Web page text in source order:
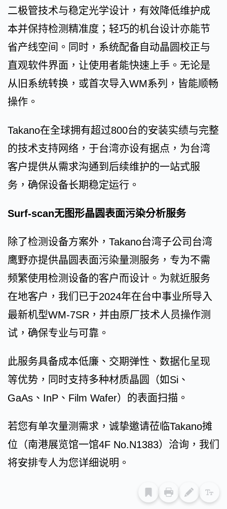
二极管技术与稳定光学设计，有效降低维护成
本并保持检测精准度；轻巧的机台设计亦能节
省产线空间。同时，系统配备自动晶圆校正与
直观软件界面，让使用者能快速上手。无论是
从旧系统转换，或首次导入WM系列，皆能顺畅
操作。
Takano在全球拥有超过800台的安装实绩与完整
的技术支持网络，于台湾亦设有据点，为台湾
客户提供从需求沟通到后续维护的一站式服
务，确保设备长期稳定运行。
Surf-scan无图形晶圆表面污染分析服务
除了检测设备方案外，Takano台湾子公司台湾
鹰野亦提供晶圆表面污染量测服务，专为不需
频繁使用检测设备的客户而设计。为就近服务
在地客户，我们已于2024年在台中事业所导入
最新机型WM-7SR，并由原厂技术人员操作测
试，确保专业与可靠。
此服务具备成本低廉、交期弹性、数据化呈现
等优势，同时支持多种材质晶圆（如Si、
GaAs、InP、Film Wafer）的表面扫描。
若您有单次量测需求，诚挚邀请莅临Takano摊
位（南港展览馆一馆4F No.N1383）洽询，我们
将安排专人为您详细说明。